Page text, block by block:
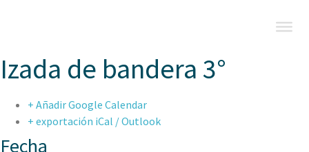
Izada de bandera 3°
+ Añadir Google Calendar
+ exportación iCal / Outlook
Fecha